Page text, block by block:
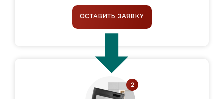
ОСТАВИТЬ ЗАЯВКУ